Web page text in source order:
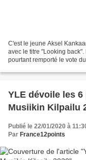
C'est le jeune Aksel
avec le titre "Looking
pourtant remporté le vote
YLE dévoile les
Musiikin Kilpailu
Publié le 22/01/2020 à
Par France12points